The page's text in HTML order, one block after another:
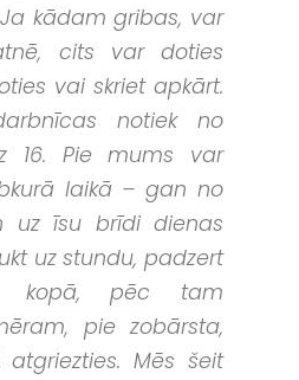
kādam gribas, var
cits var doties
vai skriet apkārt.
notiek no
16. Pie mums var
laikā – gan no
uz īsu brīdi dienas
uz stundu, padzert
kopā, pēc tam
pie zobārsta,
Mēs šeit